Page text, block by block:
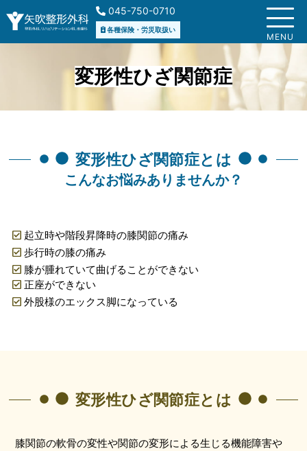
045-750-0710
各種保険・労災取扱い
MENU
変形性ひざ関節症
変形性ひざ関節症とは
こんなお悩みありませんか？
起立時や階段昇降時の膝関節の痛み
歩行時の膝の痛み
膝が腫れていて曲げることができない
正座ができない
外股様のエックス脚になっている
変形性ひざ関節症とは
膝関節の軟骨の変性や関節の変形による生じる機能障害や